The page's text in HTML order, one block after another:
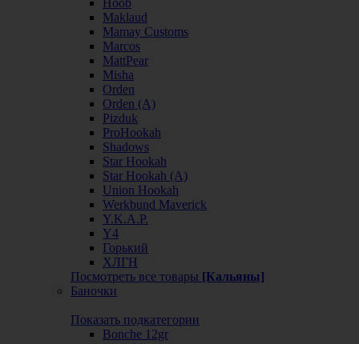
Maklaud
Mamay Customs
Marcos
MattPear
Misha
Orden
Orden (А)
Pizduk
ProHookah
Shadows
Star Hookah
Star Hookah (А)
Union Hookah
Werkbund Maverick
Y.K.A.P.
Y4
Горький
ХЛГН
Посмотреть все товары [Кальяны]
Баночки
Показать подкатегории
Bonche 12gr